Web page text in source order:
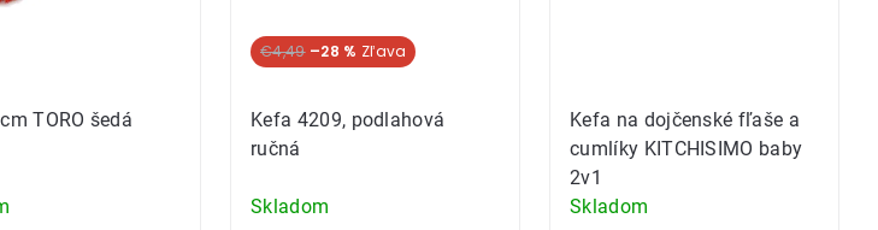
TORO šedá
€4,49 –28 %
Kefa 4209, podlahová
ručná
Skladom
Kefa na dojčenské fľaše a
cumlíky KITCHISIMO baby
2v1
Skladom